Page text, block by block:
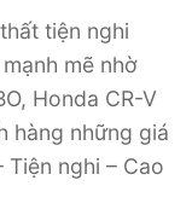
tiện nghi
mẽ nhờ
Honda CR-V
hàng những giá
nghi – Cao